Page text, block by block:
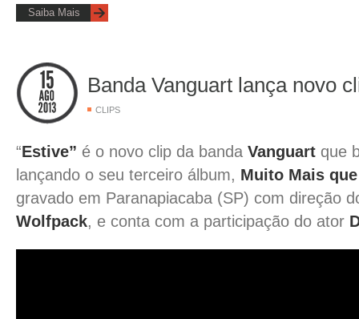
Saiba Mais
Banda Vanguart lança novo
CLIPS
“Estive” é o novo clip da banda Vanguart que
lançando o seu terceiro álbum, Muito Mais
gravado em Paranapiacaba (SP) com direção
Wolfpack, e conta com a participação do ator